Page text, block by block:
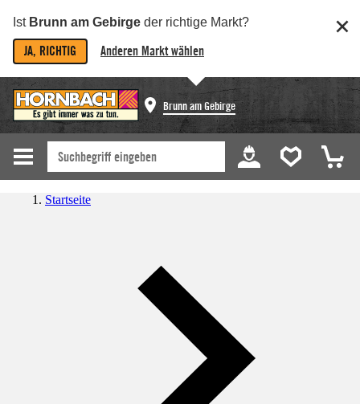
Ist Brunn am Gebirge der richtige Markt?
JA, RICHTIG Anderen Markt wählen
Brunn am Gebirge
Startseite